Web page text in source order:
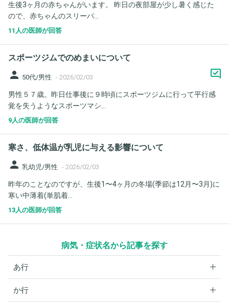
生後3ヶ月の赤ちゃんがいます。 昨日の夜部屋が少し暑く感じた
ので、赤ちゃんのスリーパ...
11人の医師が回答
スポーツジムでのめまいについて
person 50代/男性 - 2026/02/03
男性５７歳。昨日仕事後に９時頃にスポーツジムに行って平行感
覚を失うようなスポーツマシ...
9人の医師が回答
寒さ、低体温が乳児に与える影響について
person 乳幼児/男性 - 2026/02/03
昨年のことなのですが、生後1〜4ヶ月の冬場(季節は12月〜3月)に
寒い中薄着(単肌着...
13人の医師が回答
病気・症状名から記事を探す
あ行
か行